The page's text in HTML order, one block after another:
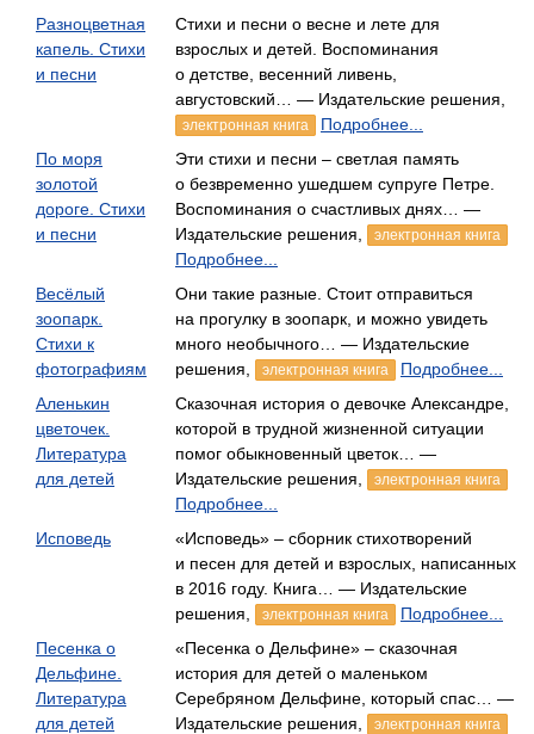
Разноцветная
капель. Стихи
и песни
Стихи и песни о весне и лете для
взрослых и детей. Воспоминания
о детстве, весенний ливень,
августовский… — Издательские решения,
электронная книга
Подробнее...
По моря
золотой
дороге. Стихи
и песни
Эти стихи и песни – светлая память
о безвременно ушедшем супруге Петре.
Воспоминания о счастливых днях… —
Издательские решения,
электронная книга
Подробнее...
Весёлый
зоопарк.
Стихи к
фотографиям
Они такие разные. Стоит отправиться
на прогулку в зоопарк, и можно увидеть
много необычного… — Издательские
решения,
электронная книга
Подробнее...
Аленькин
цветочек.
Литература
для детей
Сказочная история о девочке Александре,
которой в трудной жизненной ситуации
помог обыкновенный цветок… —
Издательские решения,
электронная книга
Подробнее...
Исповедь
«Исповедь» – сборник стихотворений
и песен для детей и взрослых, написанных
в 2016 году. Книга… — Издательские
решения,
электронная книга
Подробнее...
Песенка о
Дельфине.
Литература
для детей
«Песенка о Дельфине» – сказочная
история для детей о маленьком
Серебряном Дельфине, который спас… —
Издательские решения,
электронная книга